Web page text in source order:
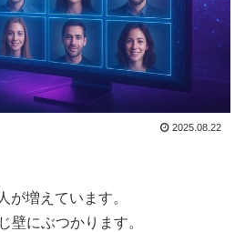
2025.08.22
が増えています。
壁にぶつかります。